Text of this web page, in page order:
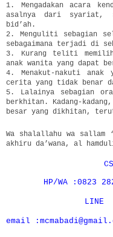
1. Mengadakan acara
asalnya dari syariat,
bid’ah.
2. Menguliti sebagian
sebagaimana terjadi di
3. Kurang teliti
anak wanita yang dapat
4. Menakut-nakuti anak
cerita yang tidak benar
5. Lalainya sebagian
berkhitan. Kadang-
besar yang dikhitan,
Wa shalallahu wa sallam
akhiru da’wana, al
HP/WA :0823
LINE
email